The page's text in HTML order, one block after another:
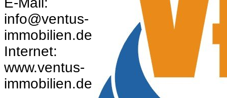
info@ventus-
immobilien.de
Internet:
www.ventus-
immobilien.de